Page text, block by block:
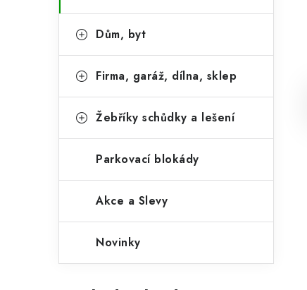
Dům, byt
Firma, garáž, dílna, sklep
Žebříky schůdky a lešení
Parkovací blokády
Akce a Slevy
Novinky